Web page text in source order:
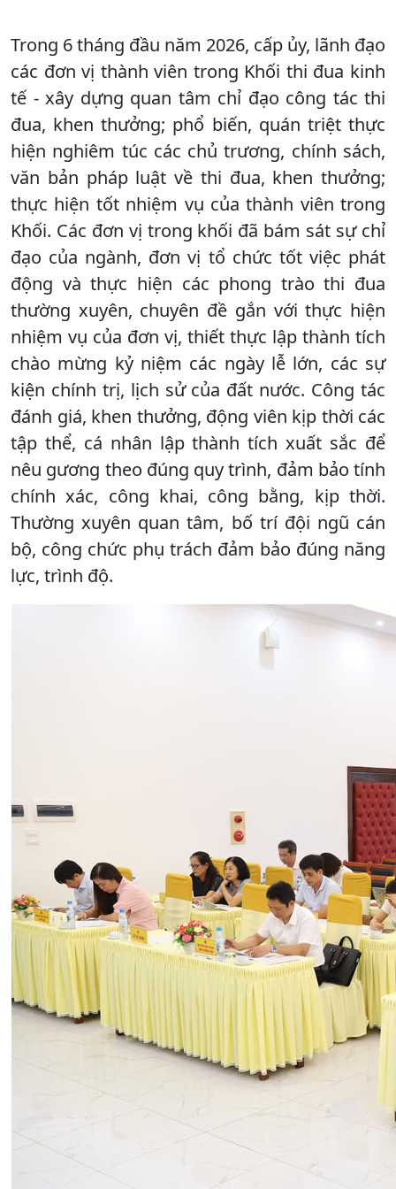
Trong 6 tháng đầu năm 2026, cấp ủy, lãnh đạo
các đơn vị thành viên trong Khối thi đua kinh
tế - xây dựng quan tâm chỉ đạo công tác thi
đua, khen thưởng; phổ biến, quán triệt thực
hiện nghiêm túc các chủ trương, chính sách,
văn bản pháp luật về thi đua, khen thưởng;
thực hiện tốt nhiệm vụ của thành viên trong
Khối. Các đơn vị trong khối đã bám sát sự chỉ
đạo của ngành, đơn vị tổ chức tốt việc phát
động và thực hiện các phong trào thi đua
thường xuyên, chuyên đề gắn với thực hiện
nhiệm vụ của đơn vị, thiết thực lập thành tích
chào mừng kỷ niệm các ngày lễ lớn, các sự
kiện chính trị, lịch sử của đất nước. Công tác
đánh giá, khen thưởng, động viên kịp thời các
tập thể, cá nhân lập thành tích xuất sắc để
nêu gương theo đúng quy trình, đảm bảo tính
chính xác, công khai, công bằng, kịp thời.
Thường xuyên quan tâm, bố trí đội ngũ cán
bộ, công chức phụ trách đảm bảo đúng năng
lực, trình độ.